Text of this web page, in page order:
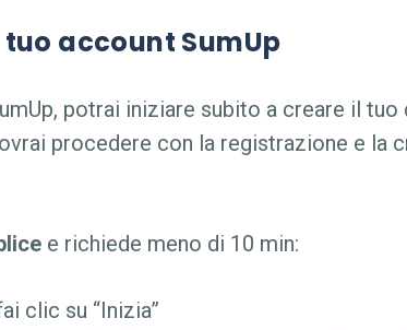
account SumUp
potrai iniziare subito a creare il tuo
procedere con la registrazione e la
e richiede meno di 10 min:
clic su “Inizia”